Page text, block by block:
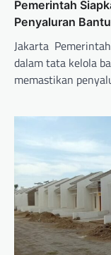
Pemerintah
Penyaluran
Jakarta 
dalam tata kelola
memastikan